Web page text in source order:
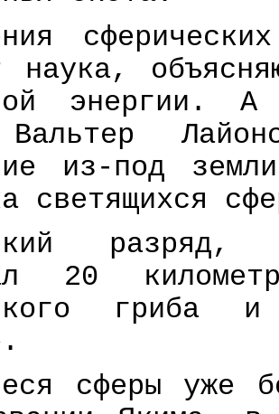
наука,
энергии.
из-под
светящихся
разряд,
20
гриба
сферы уже